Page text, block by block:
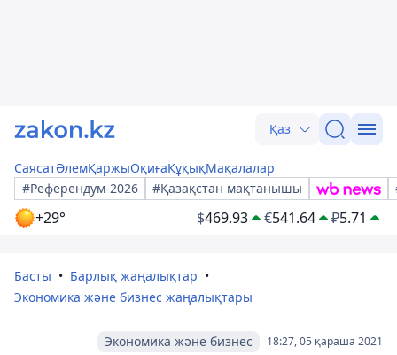
Қаз
СаясатӘлемҚаржыОқиғаҚұқықМақалалар
#Референдум-2026
#Қазақстан мақтанышы
+29° $469.93 €541.64 ₽5.71
Басты
Барлық жаңалықтар
Экономика және бизнес жаңалықтары
18:27, 05 қараша 2021
Экономика және бизнес